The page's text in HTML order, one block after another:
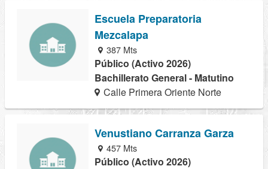
Escuela Preparatoria
Mezcalapa
387 Mts
Público (Activo 2026)
Bachillerato General - Matutino
Calle Primera Oriente Norte
Venustiano Carranza Garza
457 Mts
Público (Activo 2026)